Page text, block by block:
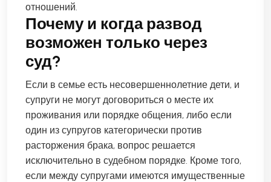
отношений.
Почему и когда развод
возможен только через
суд?
Если в семье есть несовершеннолетние дети, и
супруги не могут договориться о месте их
проживания или порядке общения, либо если
один из супругов категорически против
расторжения брака, вопрос решается
исключительно в судебном порядке. Кроме того,
если между супругами имеются имущественные